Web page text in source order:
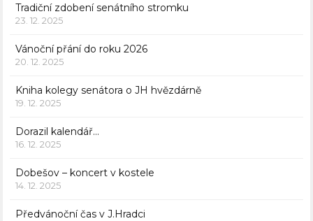
Tradiční zdobení senátního stromku
23. 12. 2025
Vánoční přání do roku 2026
20. 12. 2025
Kniha kolegy senátora o JH hvězdárně
19. 12. 2025
Dorazil kalendář…
16. 12. 2025
Dobešov – koncert v kostele
14. 12. 2025
Předvánoční čas v J.Hradci